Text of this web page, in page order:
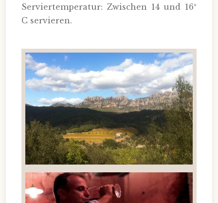
Serviertemperatur: Zwischen 14 und 16º
C servieren.